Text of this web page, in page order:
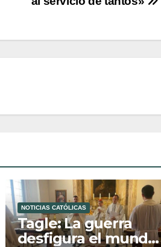
NOTICIAS CATÓLICAS
Tagle: La guerra
desfigura el mundo,